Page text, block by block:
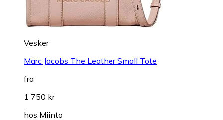
Vesker
Marc Jacobs The Leather Small Tote
fra
1 750 kr
hos Miinto